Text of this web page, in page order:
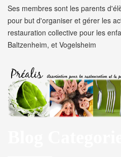
Ses membres sont les parents
pour but d'organiser et gérer les
restauration collective pour les
Baltzenheim, et Vogelsheim